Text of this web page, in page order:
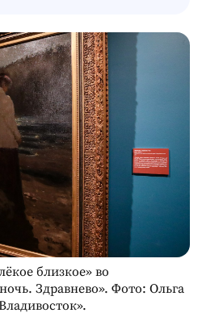
близкое» во
Здравнево». Фото: Ольга